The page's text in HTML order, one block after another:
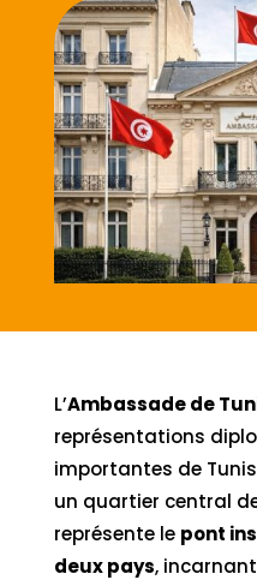
L’Ambassade de
représentations
importantes de
un quartier central
représente le pont
deux pays,